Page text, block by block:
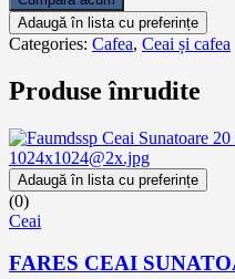
Chocolatta
Dark
25g
Adaugă în lista cu preferințe
Categories: Cafea, Ceai și cafea
Produse înrudite
Adaugă în lista cu preferințe
(0)
Ceai
FARES CEAI